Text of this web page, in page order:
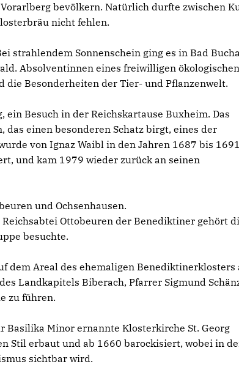
bevölkern. Natürlich durfte zwischen
nicht fehlen.
strahlendem Sonnenschein ging es in Bad
Absolventinnen eines freiwilligen ökologischen
die Besonderheiten der Tier- und Pflanzenwelt.
Besuch in der Reichskartause Buxheim. Das
einen besonderen Schatz birgt, eines der
von Ignaz Waibl in den Jahren 1687 bis 1691
und kam 1979 wieder zurück an seinen
und Ochsenhausen.
Ottobeuren der Benediktiner gehört
besuchte.
dem Areal des ehemaligen Benediktinerklosters
Landkapitels Biberach, Pfarrer Sigmund
zu führen.
Basilika Minor ernannte Klosterkirche St. Georg
Stil erbaut und ab 1660 barockisiert, wobei in
sichtbar wird.